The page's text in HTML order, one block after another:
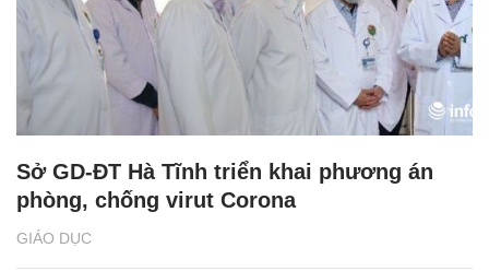
GIÁO DỤC
Sở GD-ĐT Hà Tĩnh triển khai phương án
phòng, chống virut Corona